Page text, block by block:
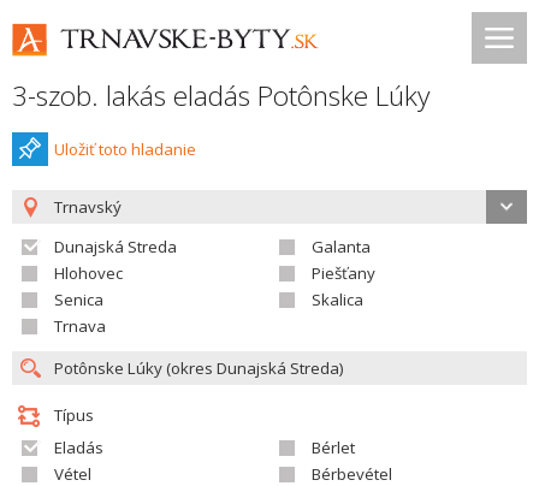
3-szob. lakás eladás Potônske Lúky
Uložiť toto hladanie
Trnavský
Dunajská Streda
Galanta
Hlohovec
Piešťany
Senica
Skalica
Trnava
Típus
Eladás
Bérlet
Vétel
Bérbevétel